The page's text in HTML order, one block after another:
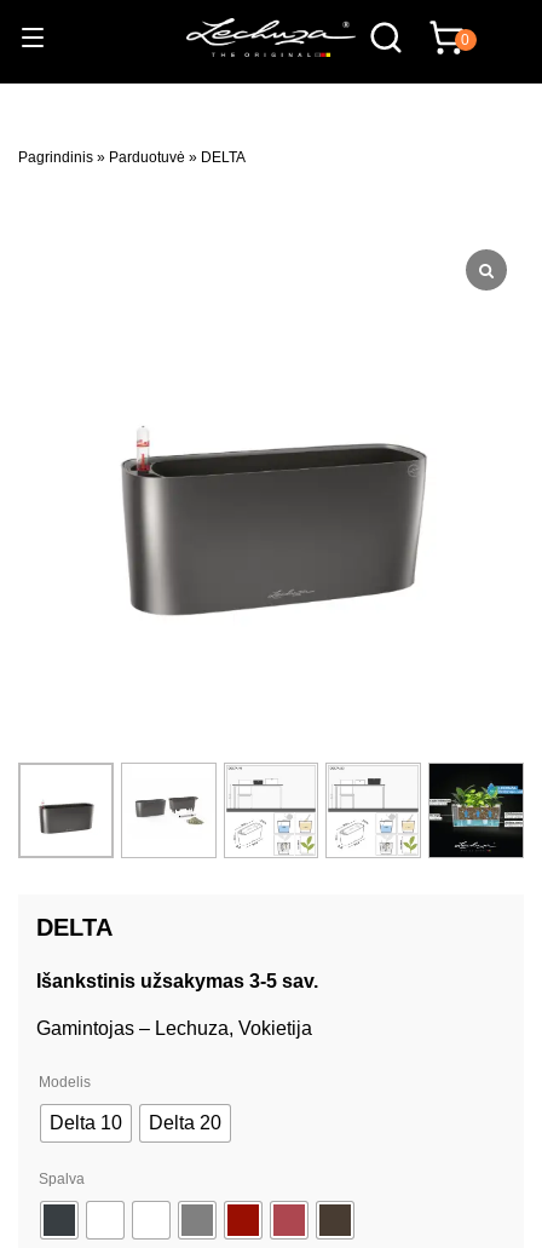
0
Pagrindinis » Parduotuvė » DELTA
DELTA
Išankstinis užsakymas 3-5 sav.
Gamintojas – Lechuza, Vokietija
Modelis
Delta 10 Delta 20
Spalva